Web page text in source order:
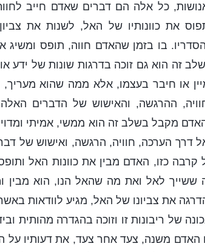
כל אלה הם דברים שאדם חייב
את כוונותיו של האל, לשנות את
בו בזמן שהאדם חווה, תופס
זה הוא גם זוכה בדרגות שונות של ידע
או חיבר בעצמו, אלא ממה שהוא
ההרגשה, והאישוש של הדברים
מקבל בשלב זה הוא ממשי, אמיתי
דרך הערכה, חוויה, הרגשה, ואישוש של
קרבה כזו, האדם מבין את כוונות האל
ששייך לאל ואת מה שהאל הנו, הוא מבין
את צביונו של האל, מגיע לוודאות
של ריבונות זו וזוכה בהגדרה מהותית
האדם משנה, צעד אחר צעד, את דעותיו על